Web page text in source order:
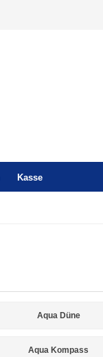
Kasse
Aqua Düne
Aqua Kompass